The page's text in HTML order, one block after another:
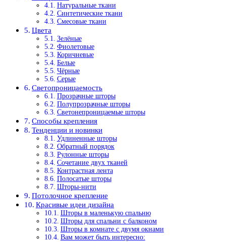
Натуральные ткани
Синтетические ткани
Смесовые ткани
Цвета
Зелёные
Фиолетовые
Коричневые
Белые
Чёрные
Серые
Светопроницаемость
Прозрачные шторы
Полупрозрачные шторы
Светонепроницаемые шторы
Способы крепления
Тенденции и новинки
Удлиненные шторы
Обратный порядок
Рулонные шторы
Сочетание двух тканей
Контрастная лента
Полосатые шторы
Шторы-нити
Потолочное крепление
Красивые идеи дизайна
Шторы в маленькую спальню
Шторы для спальни с балконом
Шторы в комнате с двумя окнами
Вам может быть интересно: